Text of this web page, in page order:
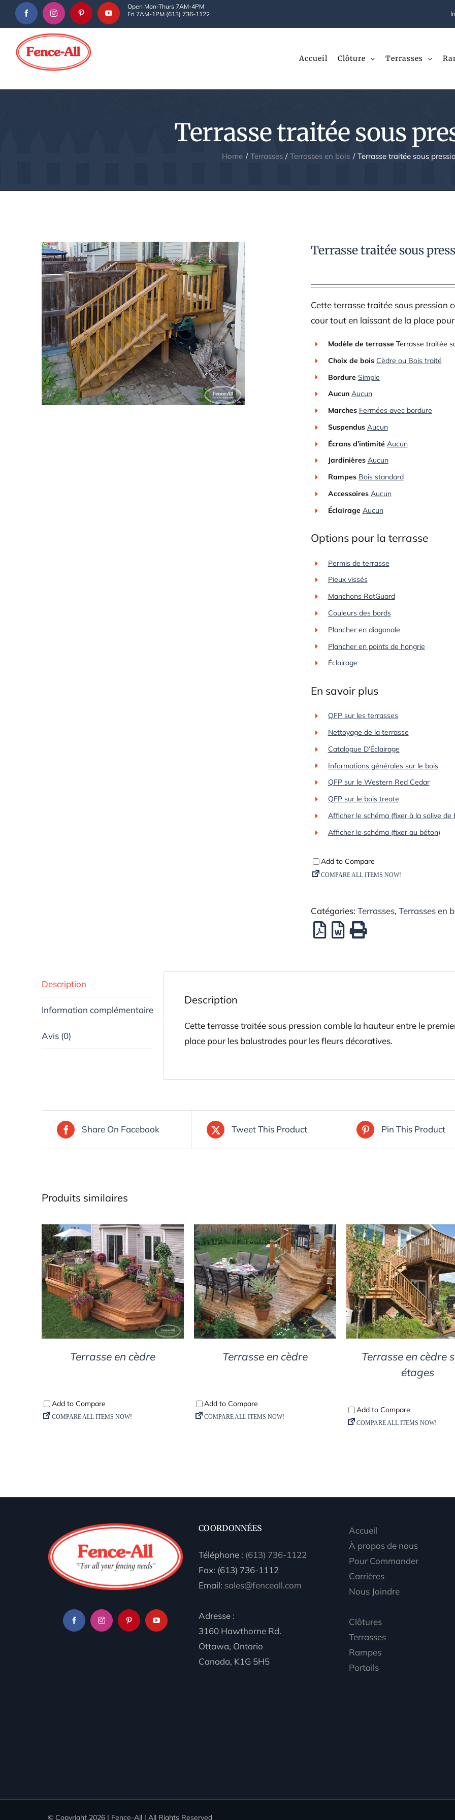
Skip
content
Open Mon-Thurs 7AM-4PM
Fri 7AM-1PM (613) 736-1122
Accueil Clôture Terrasses
Terrasse traitée sous
Home Terrasses Terrasses en bois Terrasse traitée sous
Terrasse traitée sous
Cette terrasse traitée sous pression
cour tout en laissant de la place
Modèle de terrasseTerrasse traitée
Choix de bois Cèdre ou Bois traité
Bordure Simple
Aucun Aucun
Marches Fermées avec bordure
Suspendus Aucun
Écrans d’intimité Aucun
Jardinières Aucun
Rampes Bois standard
Accessoires Aucun
Éclairage Aucun
Options pour la terrasse
Permis de terrasse
Pieux vissés
Manchons RotGuard
Couleurs des bords
Plancher en diagonale
Plancher en points de hongrie
Éclairage
En savoir plus
QFP sur les terrasses
Nettoyage de la terrasse
Catalogue D’Éclairage
Informations générales sur le bois
QFP sur le Western Red Cedar
QFP sur le bois treate
Afficher le schéma (fixer à la solive de
Afficher le schéma (fixer au béton)
Catégories: Terrasses, Terrasses en
Description
Information complémentaire
Avis (0)
Description
Cette terrasse traitée sous pression comble la hauteur entre le
place pour les balustrades pour les fleurs décoratives.
Share On Facebook Tweet This Product Pin This Product
Produits similaires
DETAILS
Terrasse en cèdre
DETAILS
Terrasse en cèdre
DETAILS
Terrasse en cèdre
étages
COORDONNÉES
Téléphone : (613) 736-1122
Fax: (613) 736-1112
Email: sales@fenceall.com
Adresse :
3160 Hawthorne Rd.
Ottawa, Ontario
Canada, K1G 5H5
Accueil
À propos de nous
Pour Commander
Carrières
Nous Joindre
Clôtures
Terrasses
Rampes
Portails
© Copyright 2026 | Fence-All | All Rights Reserved